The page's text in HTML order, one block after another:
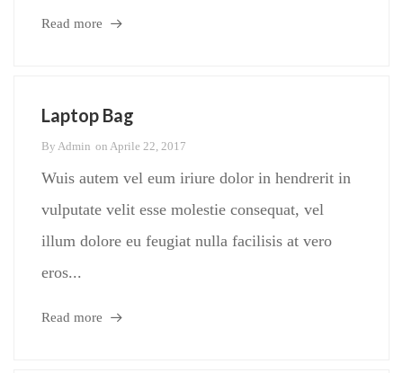
Read more
Laptop Bag
By Admin on Aprile 22, 2017
Wuis autem vel eum iriure dolor in hendrerit in
vulputate velit esse molestie consequat, vel
illum dolore eu feugiat nulla facilisis at vero
eros...
Read more